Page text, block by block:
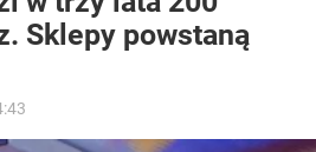
Sklepy powstaną